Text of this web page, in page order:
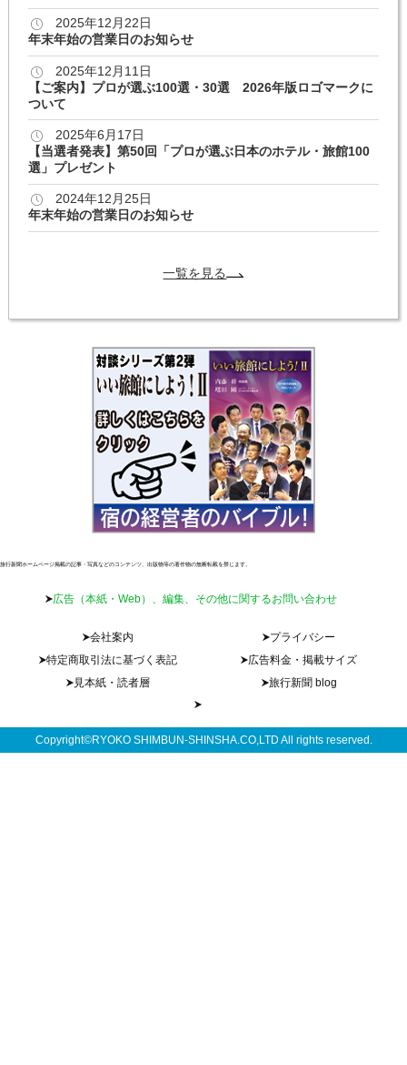
2025年12月22日
年末年始の営業日のお知らせ
2025年12月11日
【ご案内】プロが選ぶ100選・30選 2026年版ロゴマークに
ついて
2025年6月17日
【当選者発表】第50回「プロが選ぶ日本のホテル・旅館100
選」プレゼント
2024年12月25日
年末年始の営業日のお知らせ
一覧を見る
旅行新聞ホームページ掲載の記事・写真などのコンテンツ、出版物等の著作物の無断転載を禁じます。
広告（本紙・Web）、編集、その他に関するお問い合わせ
会社案内
プライバシー
特定商取引法に基づく表記
広告料金・掲載サイズ
見本紙・読者層
旅行新聞 blog
Copyright©RYOKO SHIMBUN-SHINSHA.CO,LTD All rights reserved.